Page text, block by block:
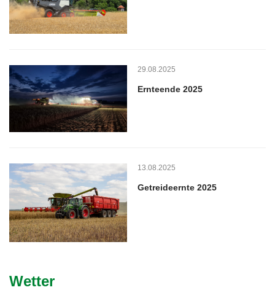
29.08.2025
Ernteende 2025
13.08.2025
Getreideernte 2025
Wetter